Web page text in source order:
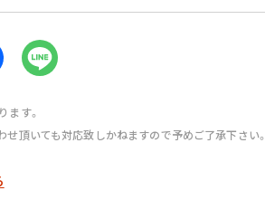
ます。
頂いても対応致しかねますので予めご了承下さい。